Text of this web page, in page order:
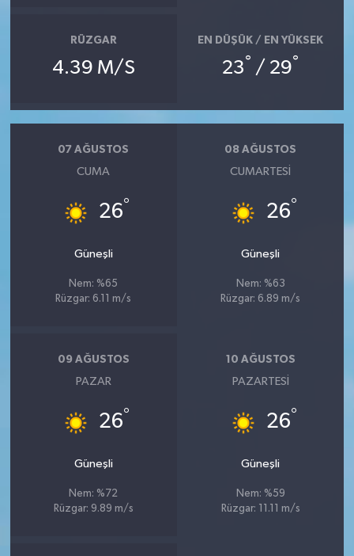
RÜZGAR
4.39 M/S
EN DÜŞÜK / EN YÜKSEK
23° / 29°
07 AĞUSTOS
CUMA
26°
Güneşli
Nem: %65
Rüzgar: 6.11 m/s
08 AĞUSTOS
CUMARTESI
26°
Güneşli
Nem: %63
Rüzgar: 6.89 m/s
09 AĞUSTOS
PAZAR
26°
Güneşli
Nem: %72
Rüzgar: 9.89 m/s
10 AĞUSTOS
PAZARTESI
26°
Güneşli
Nem: %59
Rüzgar: 11.11 m/s